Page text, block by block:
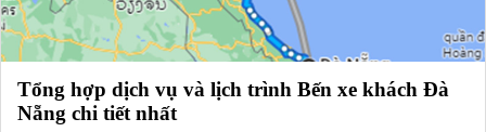
Tổng hợp dịch vụ và lịch trình Bến xe khách Đà
Nẵng chi tiết nhất